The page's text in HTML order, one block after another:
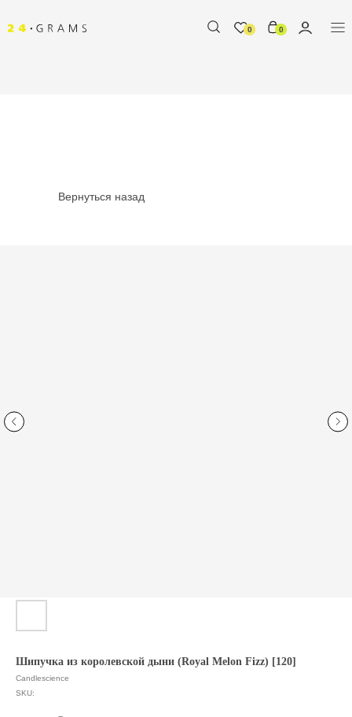
0 0
Вернуться назад
Шипучка из королевской дыни (Royal Melon Fizz) [120]
Candlescience
SKU: